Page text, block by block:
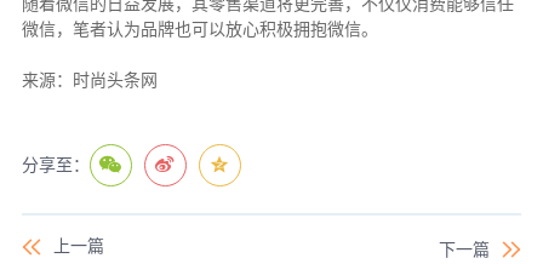
随着微信的日益发展，其零售渠道将更完善，不仅仅消费能够信任
微信，笔者认为品牌也可以放心积极拥抱微信。
来源：时尚头条网
分享至：
上一篇 下一篇